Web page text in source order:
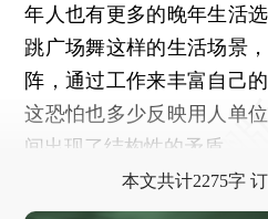
年人也有更多的晚年生活
跳广场舞这样的生活场景
阵，通过工作来丰富自己
这恐怕也多少反映用人单
间出现了结构性的矛盾。
本文共计2275字